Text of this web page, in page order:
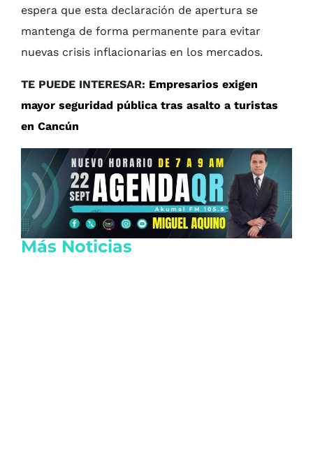
espera que esta declaración de apertura se
mantenga de forma permanente para evitar
nuevas crisis inflacionarias en los mercados.
TE PUEDE INTERESAR: Empresarios exigen
mayor seguridad pública tras asalto a turistas
en Cancún
Más Noticias